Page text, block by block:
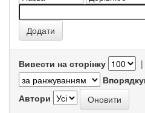
Вивести на сторінку |
Автори